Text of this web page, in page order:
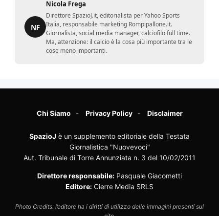
NF
Nicola Frega
Direttore SpazioJ.it, editorialista per Yahoo Sports
Italia, responsabile marketing Rompipallone.it.
Giornalista, social media manager, calciofilo full time.
Ma, attenzione: il calcio è la cosa più importante tra le
cose meno importanti.
Chi Siamo Privacy Policy Disclaimer
SpazioJ è un supplemento editoriale della Testata
Giornalistica "Nuovevoci"
Aut. Tribunale di Torre Annunziata n. 3 del 10/02/2011
Direttore responsabile: Pasquale Giacometti
Editore: Cierre Media SRLS
Photo Credits: l’editore ha i diritti di utilizzo delle immagini presenti sul